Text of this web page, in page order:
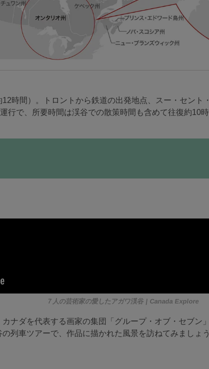
時間）。トロントから鉄道の出発地点、スー・セント
行で、所要時間は渓谷での散策時間も含めて往復約10時
７人の芸術家の愛したアガワ渓谷 | Canada Explore
ナダを代表する画家の集団「グループ・オブ・セブン
列車ツアーで、作品に描かれた風景を訪ねてみましょう